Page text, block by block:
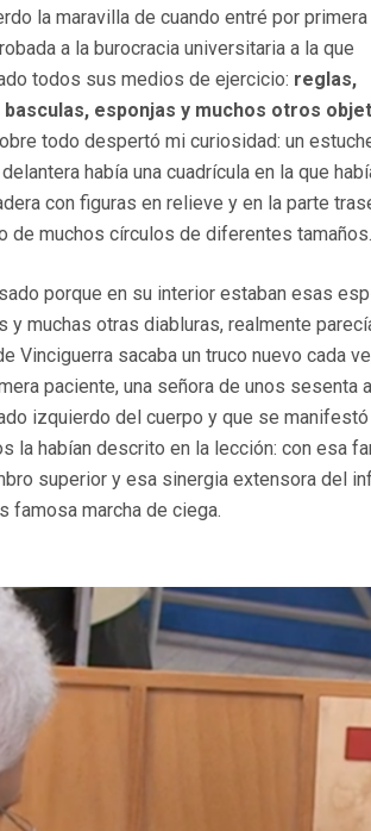
la maravilla de cuando entré por
a la burocracia universitaria a la que
todos sus medios de ejercicio: reglas,
esponjas y muchos otros
todo despertó mi curiosidad: un
había una cuadrícula en la que
con figuras en relieve y en la parte
de muchos círculos de diferentes tamaños.
porque en su interior estaban esas
y muchas otras diabluras, realmente
Vinciguerra sacaba un truco nuevo cada
paciente, una señora de unos sesenta
izquierdo del cuerpo y que se manifestó
la habían descrito en la lección: con esa
superior y esa sinergia extensora del
famosa marcha de ciega.